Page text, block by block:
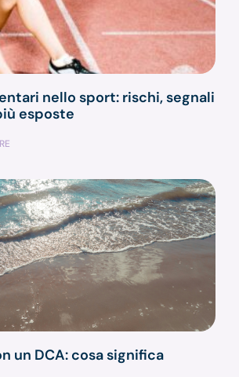
nello sport: rischi, segnali
esposte
un DCA: cosa significa